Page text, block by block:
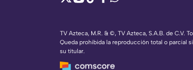
TV Azteca, M.R. & ©, TV Azteca, S.A.B. de C.V.
Queda prohibida la reproducción total o parcial
su titular.